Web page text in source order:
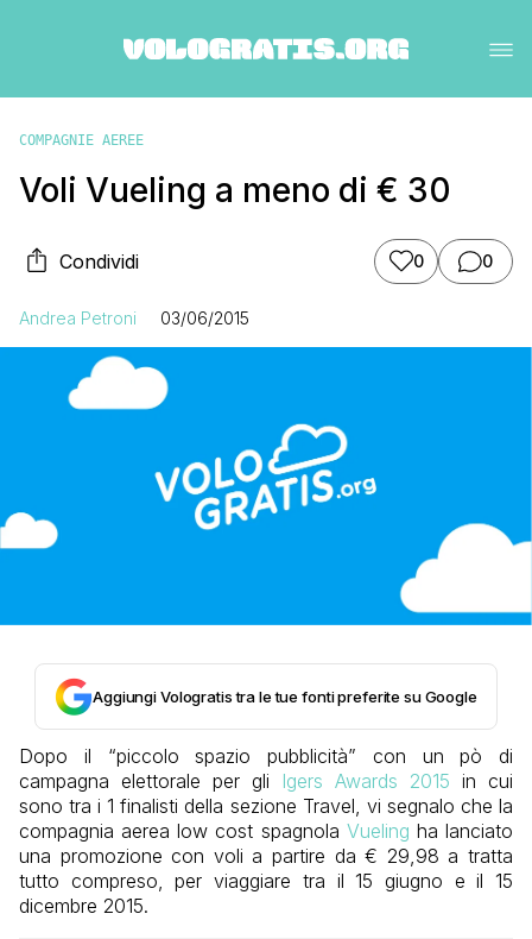
COMPAGNIE AEREE
Voli Vueling a meno di € 30
Condividi 0 0
Andrea Petroni 03/06/2015
Aggiungi Vologratis tra le tue fonti preferite su Google
Dopo il “piccolo spazio pubblicità” con un pò di
campagna elettorale per gli Igers Awards 2015 in cui
sono tra i 1 finalisti della sezione Travel, vi segnalo che la
compagnia aerea low cost spagnola Vueling ha lanciato
una promozione con voli a partire da € 29,98 a tratta
tutto compreso, per viaggiare tra il 15 giugno e il 15
dicembre 2015.